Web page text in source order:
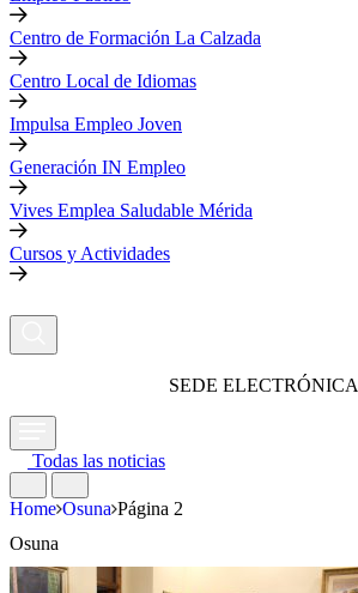
Centro de Formación La Calzada
Centro Local de Idiomas
Impulsa Empleo Joven
Generación IN Empleo
Vives Emplea Saludable Mérida
Cursos y Actividades
SEDE ELECTRÓNICA
Todas las noticias
Home Osuna Página 2
Osuna